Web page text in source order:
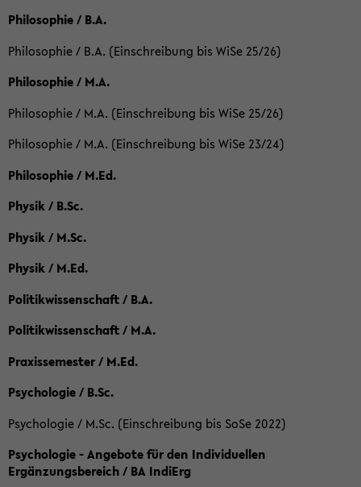
Philosophie / B.A.
Philosophie / B.A. (Einschreibung bis WiSe 25/26)
Philosophie / M.A.
Philosophie / M.A. (Einschreibung bis WiSe 25/26)
Philosophie / M.A. (Einschreibung bis WiSe 23/24)
Philosophie / M.Ed.
Physik / B.Sc.
Physik / M.Sc.
Physik / M.Ed.
Politikwissenschaft / B.A.
Politikwissenschaft / M.A.
Praxissemester / M.Ed.
Psychologie / B.Sc.
Psychologie / M.Sc. (Einschreibung bis SoSe 2022)
Psychologie - Angebote für den Individuellen
Ergänzungsbereich / BA IndiErg